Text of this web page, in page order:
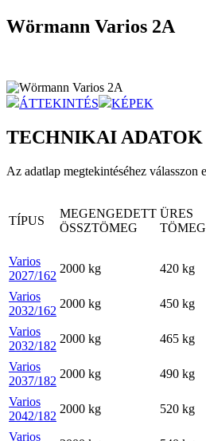
Wörmann Varios 2A
ÁTTEKINTÉS KÉPEK
TECHNIKAI ADATOK
Az adatlap megtekintéséhez válasszon
TÍPUS
MEGENGEDETT
ÖSSZTÖMEG
ÜRES
TÖMEG
Varios
2027/162
2000 kg 420 kg
Varios
2032/162
2000 kg 450 kg
Varios
2032/182
2000 kg 465 kg
Varios
2037/182
2000 kg 490 kg
Varios
2042/182
2000 kg 520 kg
Varios